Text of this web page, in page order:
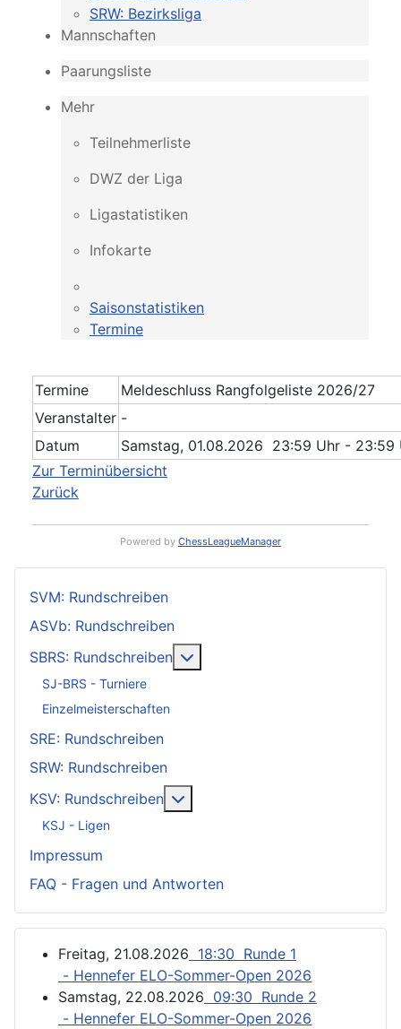
SRW: Bezirksliga
Mannschaften
Paarungsliste
Mehr
Teilnehmerliste
DWZ der Liga
Ligastatistiken
Infokarte
Saisonstatistiken
Termine
Termine
Meldeschluss Rangfolgeliste 2026/27
Veranstalter -
Datum
Samstag, 01.08.2026 23:59 Uhr - 23:59
Zur Terminübersicht
Zurück
Powered by ChessLeagueManager
SVM: Rundschreiben
ASVb: Rundschreiben
SBRS: Rundschreiben
SJ-BRS - Turniere
Einzelmeisterschaften
SRE: Rundschreiben
SRW: Rundschreiben
KSV: Rundschreiben
KSJ - Ligen
Impressum
FAQ - Fragen und Antworten
Freitag, 21.08.2026 18:30 Runde 1
- Hennefer ELO-Sommer-Open 2026
Samstag, 22.08.2026 09:30 Runde 2
- Hennefer ELO-Sommer-Open 2026